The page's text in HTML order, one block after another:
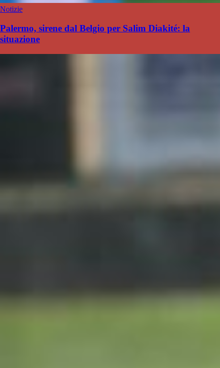
Notizie
Palermo, sirene dal Belgio per Salim Diakité: la
situazione